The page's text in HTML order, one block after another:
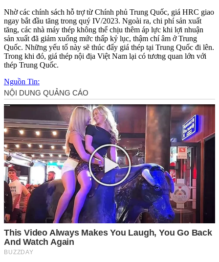
Nhờ các chính sách hỗ trợ từ Chính phủ Trung Quốc, giá HRC giao
ngay bắt đầu tăng trong quý IV/2023. Ngoài ra, chi phí sản xuất
tăng, các nhà máy thép không thể chịu thêm áp lực khi lợi nhuận
sản xuất đã giảm xuống mức thấp kỷ lục, thậm chí âm ở Trung
Quốc. Những yếu tố này sẽ thúc đẩy giá thép tại Trung Quốc đi lên.
Trong khi đó, giá thép nội địa Việt Nam lại có tương quan lớn với
thép Trung Quốc.
Nguồn Tin: